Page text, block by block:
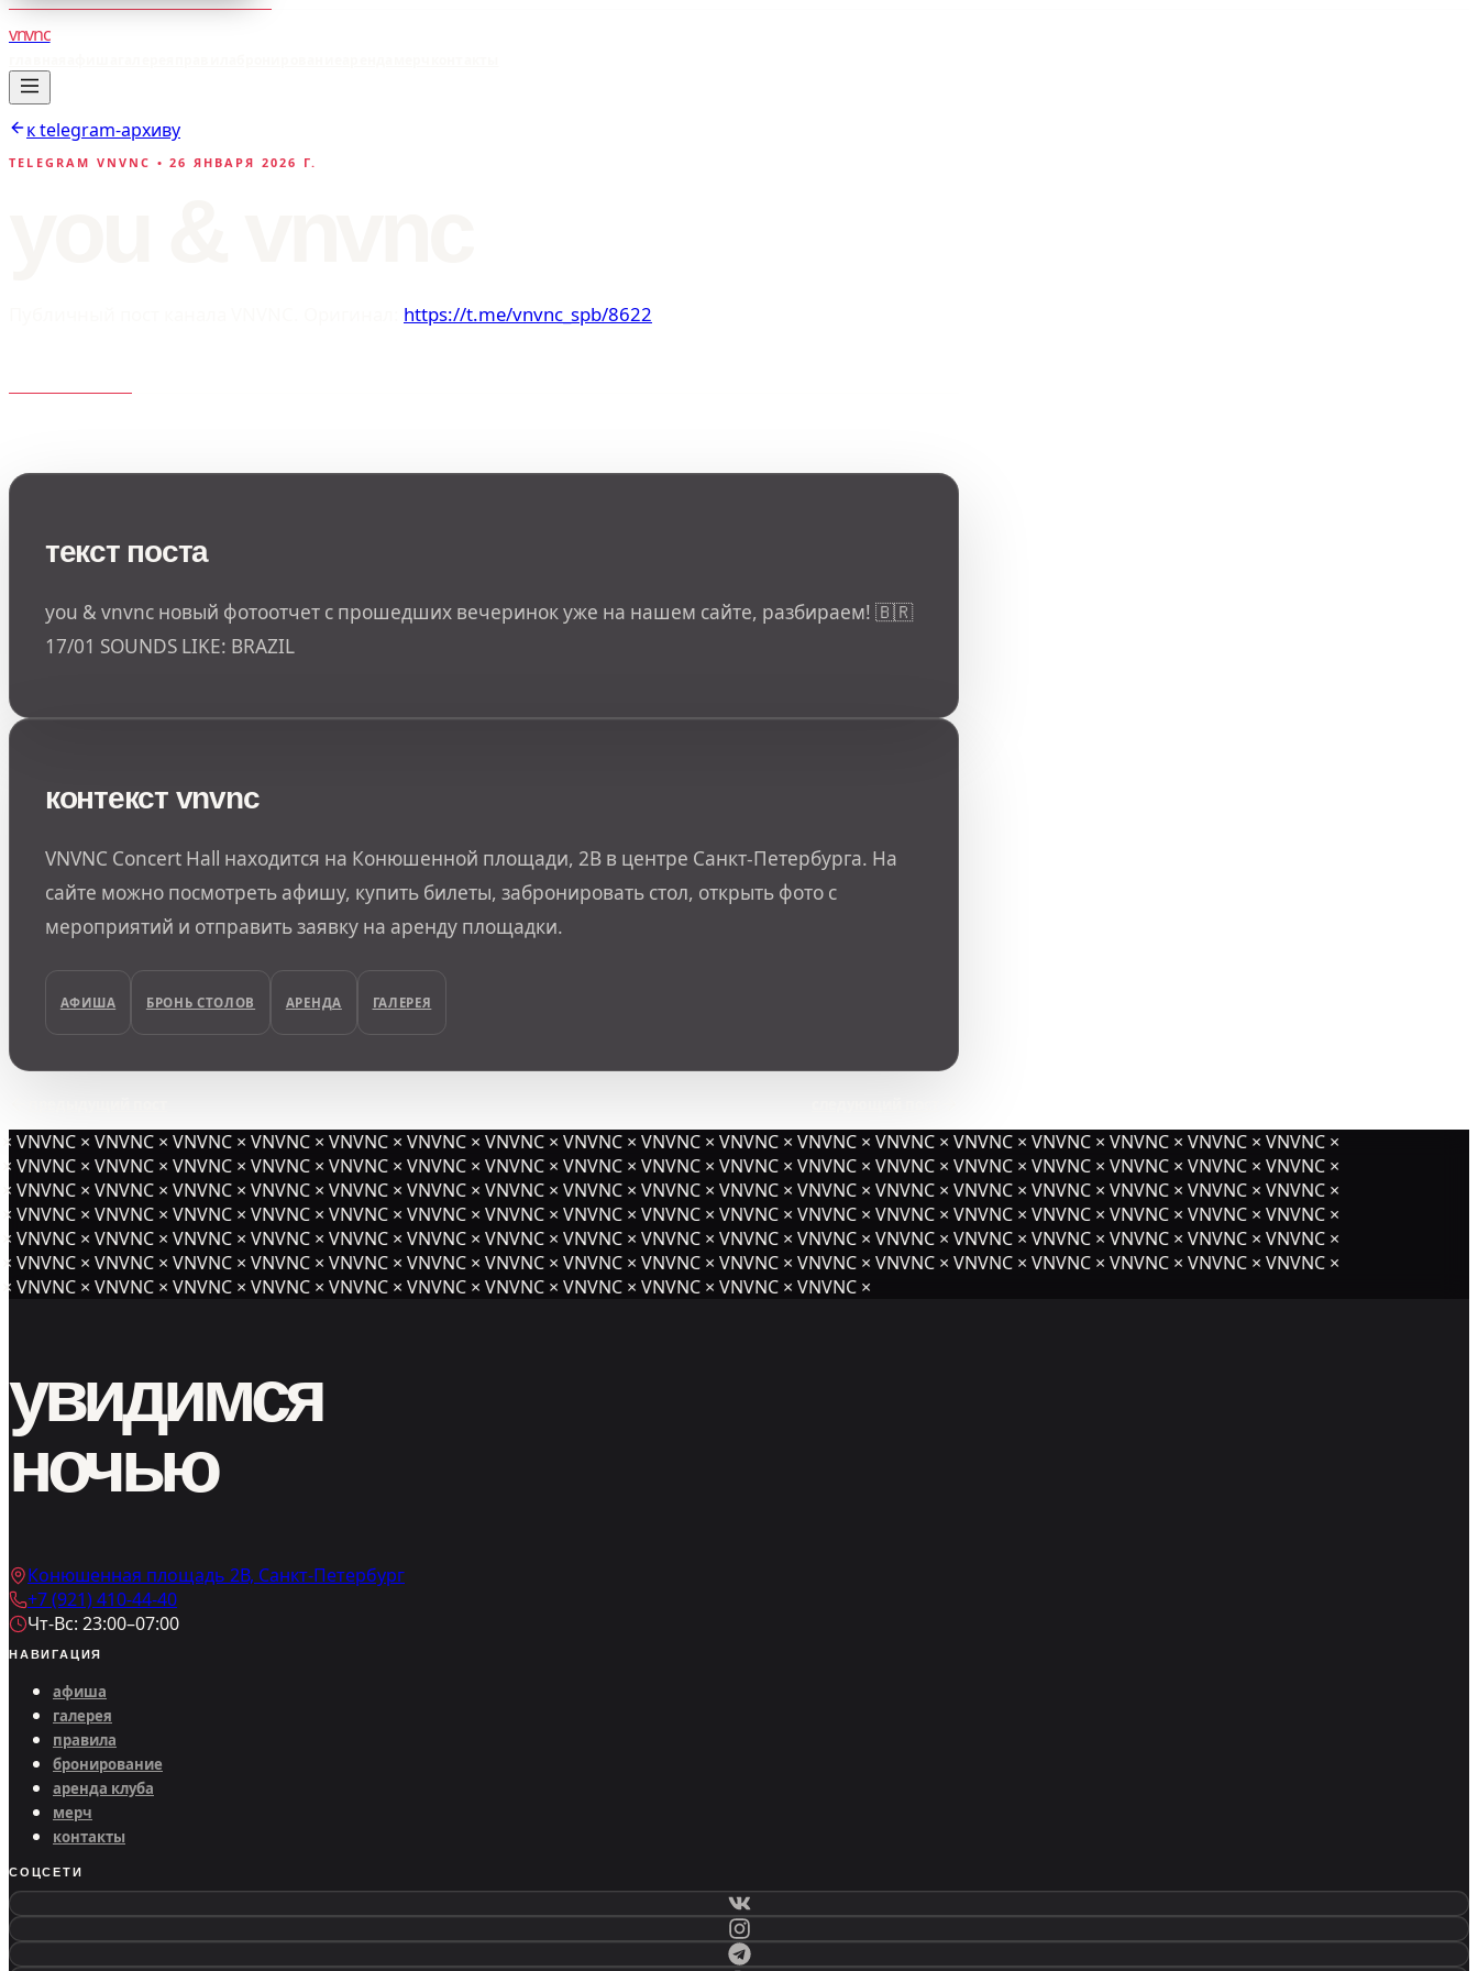
vnvnc
к telegram-архиву
TELEGRAM VNVNC • 26 ЯНВАРЯ 2026 Г.
https://t.me/vnvnc_spb/8622
текст поста
you & vnvnc новый фотоотчет с прошедших вечеринок уже на нашем сайте, разбираем! 🇧🇷
17/01 SOUNDS LIKE: BRAZIL
контекст vnvnc
VNVNC Concert Hall находится на Конюшенной площади, 2В в центре Санкт-Петербурга. На
сайте можно посмотреть афишу, купить билеты, забронировать стол, открыть фото с
мероприятий и отправить заявку на аренду площадки.
АФИША БРОНЬ СТОЛОВ АРЕНДА ГАЛЕРЕЯ
VNVNC × VNVNC × VNVNC × VNVNC × VNVNC × VNVNC × VNVNC × VNVNC × VNVNC × VNVNC × VNVNC × VNVNC × VNVNC × VNVNC × VNVNC × VNVNC × VNVNC ×
VNVNC × VNVNC × VNVNC × VNVNC × VNVNC × VNVNC × VNVNC × VNVNC × VNVNC × VNVNC × VNVNC × VNVNC × VNVNC × VNVNC × VNVNC × VNVNC × VNVNC ×
VNVNC × VNVNC × VNVNC × VNVNC × VNVNC × VNVNC × VNVNC × VNVNC × VNVNC × VNVNC × VNVNC × VNVNC × VNVNC × VNVNC × VNVNC × VNVNC × VNVNC ×
VNVNC × VNVNC × VNVNC × VNVNC × VNVNC ×VNVNC × VNVNC × VNVNC × VNVNC × VNVNC × VNVNC × VNVNC × VNVNC × VNVNC × VNVNC × VNVNC × VNVNC ×
VNVNC × VNVNC × VNVNC × VNVNC × VNVNC × VNVNC × VNVNC × VNVNC × VNVNC × VNVNC × VNVNC × VNVNC × VNVNC × VNVNC × VNVNC × VNVNC × VNVNC ×
VNVNC × VNVNC × VNVNC × VNVNC × VNVNC × VNVNC × VNVNC × VNVNC × VNVNC × VNVNC × VNVNC × VNVNC × VNVNC × VNVNC × VNVNC × VNVNC × VNVNC ×
VNVNC × VNVNC × VNVNC × VNVNC × VNVNC × VNVNC × VNVNC × VNVNC × VNVNC × VNVNC × VNVNC ×
увидимся
ночью
Конюшенная площадь 2В, Санкт-Петербург
+7 (921) 410-44-40
Чт-Вс: 23:00–07:00
НАВИГАЦИЯ
афиша
галерея
правила
бронирование
аренда клуба
мерч
контакты
СОЦСЕТИ